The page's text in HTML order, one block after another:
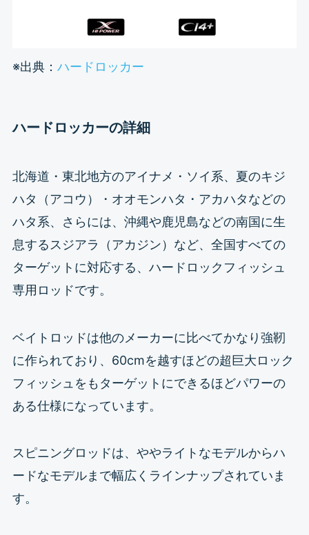
※出典： ハードロッカー
ハードロッカーの詳細
北海道・東北地方のアイナメ・ソイ系、夏のキジ
ハタ（アコウ）・オオモンハタ・アカハタなどの
ハタ系、さらには、沖縄や鹿児島などの南国に生
息するスジアラ（アカジン）など、全国すべての
ターゲットに対応する、ハードロックフィッシュ
専用ロッドです。
ベイトロッドは他のメーカーに比べてかなり強靭
に作られており、60cmを越すほどの超巨大ロック
フィッシュをもターゲットにできるほどパワーの
ある仕様になっています。
スピニングロッドは、ややライトなモデルからハ
ードなモデルまで幅広くラインナップされていま
す。